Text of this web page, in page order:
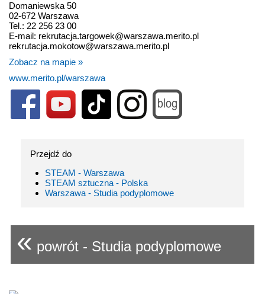
Domaniewska 50
02-672 Warszawa
Tel.: 22 256 23 00
E-mail: rekrutacja.targowek@warszawa.merito.pl
rekrutacja.mokotow@warszawa.merito.pl
Zobacz na mapie »
www.merito.pl/warszawa
Przejdź do
STEAM - Warszawa
STEAM sztuczna - Polska
Warszawa - Studia podyplomowe
« powrót - Studia podyplomowe